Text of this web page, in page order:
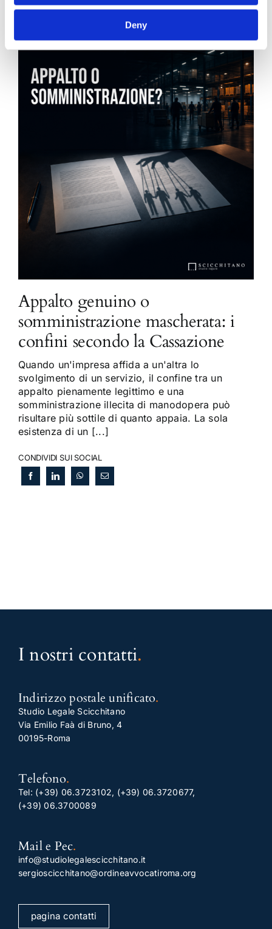
Deny
Appalto genuino o
somministrazione mascherata: i
confini secondo la Cassazione
Quando un'impresa affida a un'altra lo
svolgimento di un servizio, il confine tra un
appalto pienamente legittimo e una
somministrazione illecita di manodopera può
risultare più sottile di quanto appaia. La sola
esistenza di un [...]
CONDIVIDI SUI SOCIAL
I nostri contatti.
Indirizzo postale unificato.
Studio Legale Scicchitano
Via Emilio Faà di Bruno, 4
00195-Roma
Telefono.
Tel: (+39) 06.3723102, (+39) 06.3720677,
(+39) 06.3700089
Mail e Pec.
info@studiolegalescicchitano.it
sergioscicchitano@ordineavvocatiroma.org
pagina contatti